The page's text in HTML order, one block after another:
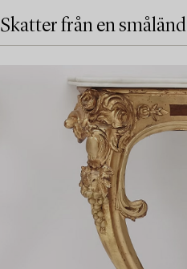
Skatter från en